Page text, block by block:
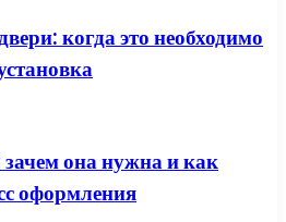
когда это необходимо
она нужна и как
оформления